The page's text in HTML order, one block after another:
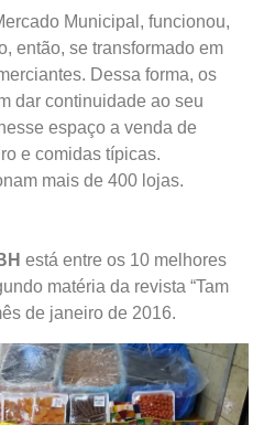
Municipal, funcionou,
então, se transformado em
Dessa forma, os
dar continuidade ao seu
espaço a venda de
e comidas típicas.
mais de 400 lojas.
está entre os 10 melhores
matéria da revista “Tam
de janeiro de 2016.